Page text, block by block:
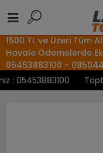
1500 TL ve Üzeri Tüm
Havale Ödemelerde
05453883100 -
05453883100